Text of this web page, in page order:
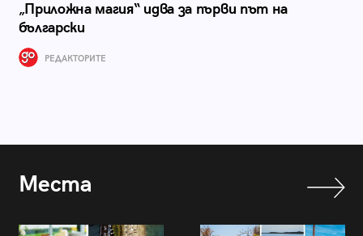
„Приложна магия“ идва за първи път на
български
РЕДАКТОРИТЕ
Места